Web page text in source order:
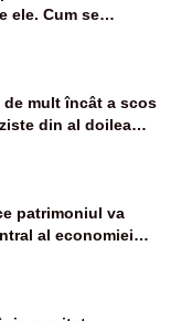
ele. Cum se
energetică
de mult încât a scos
din al doilea
patrimoniul va
al economiei